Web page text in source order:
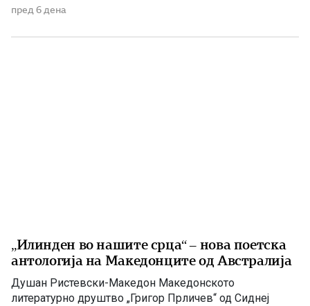
и на македонското иселеништво ширум светот.
државност. Тој е вечниот пламен што ги поврзува
пред 6 дена
„Илинден во нашите срца“ – нова поетска
антологија на Македонците од Австралија
Душан Ристевски-Македон Македонското
литературно друштво „Григор Прличев“ од Сиднеј